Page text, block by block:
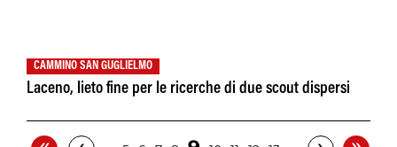
CAMMINO SAN GUGLIELMO
Laceno, lieto fine per le ricerche di due scout dispersi